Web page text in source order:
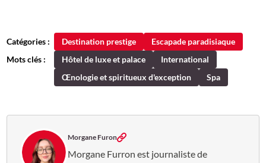
Catégories : Destination prestige
Escapade paradisiaque
Mots clés :
Hôtel de luxe et palace
International
Œnologie et spiritueux d'exception
Spa
Morgane Furon
Morgane Furron est journaliste de